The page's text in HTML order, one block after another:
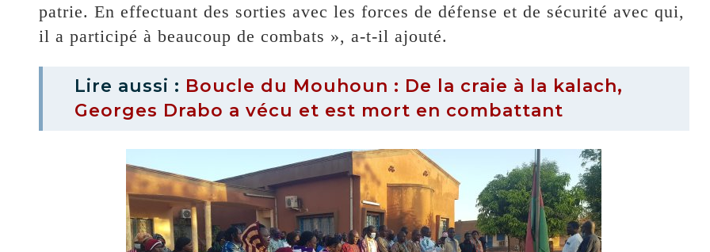
patrie. En effectuant des sorties avec les forces de défense et de sécurité avec qui,
il a participé à beaucoup de combats », a-t-il ajouté.
Lire aussi : Boucle du Mouhoun : De la craie à la kalach,
Georges Drabo a vécu et est mort en combattant